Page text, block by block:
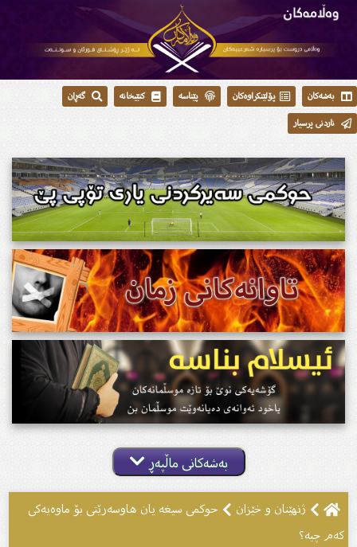
بەشەکان پۆلێنکراوەکان پێناسە کتێبخانە
گەڕان
ناردنی پرسیار
بەشەکانی ماڵپەڕ
ژنهێنان و خێزان
حوكمى سيغە یان هاوسەرێتى بۆ ماوەیەكى
كەم چیە؟